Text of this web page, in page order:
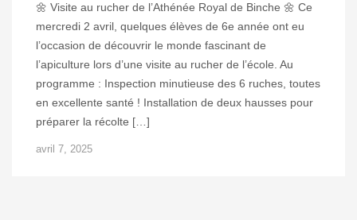
🌼 Visite au rucher de l’Athénée Royal de Binche 🌼 Ce
mercredi 2 avril, quelques élèves de 6e année ont eu
l’occasion de découvrir le monde fascinant de
l’apiculture lors d’une visite au rucher de l’école. Au
programme : Inspection minutieuse des 6 ruches, toutes
en excellente santé ! Installation de deux hausses pour
préparer la récolte […]
avril 7, 2025